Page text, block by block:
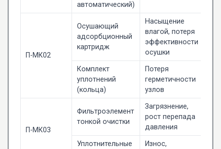
автоматический)
П-МК02
Осушающий
адсорбционный
картридж
Насыщение
влагой, потеря
эффективности
осушки
Комплект
уплотнений
(кольца)
Потеря
герметичности
узлов
П-МК03
Фильтроэлемент
тонкой очистки
Загрязнение,
рост перепада
давления
Уплотнительные
Износ,